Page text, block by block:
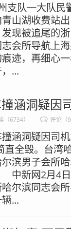
队一大队民
山湖收费站
现被追尾的
会所导航上
迹，再细心
...
涵洞疑因
（6734） 评论（
洞疑因司机
全毁。台湾
滨男子会所
中新网2月4
尔滨同志会
...